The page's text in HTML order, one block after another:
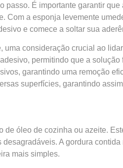
É importante garantir
a esponja levemente
e comece a soltar sua
consideração crucial ao
permitindo que a
garantindo uma remoção
superfícies, garantindo
óleo de cozinha ou azeite.
A gordura
mais simples.